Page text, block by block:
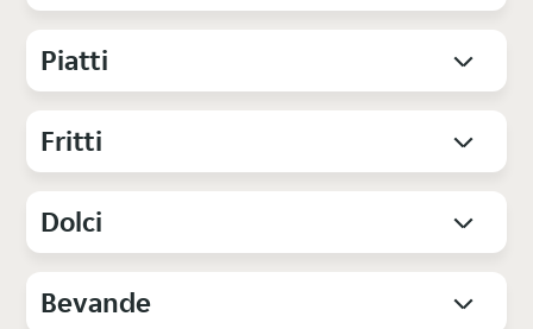
Piatti
Fritti
Dolci
Bevande